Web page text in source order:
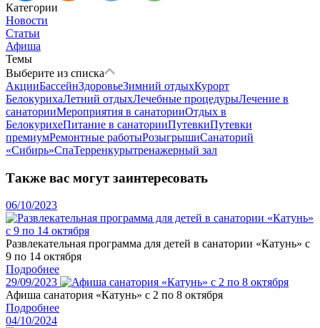
Категории
Новости
Статьи
Афиша
Темы
Выберите из списка
АкцииБассейнЗдоровьеЗимний отдыхКурорт
БелокурихаЛетний отдыхЛечебные процедурыЛечение в
санаторииМероприятия в санаторииОтдых в
БелокурихеПитание в санаторииПутевкиПутевки
премиумРемонтные работыРозыгрышиСанаторий
«Сибирь»СпаТерренкурытренажерный зал
Также вас могут заинтересовать
06/10/2023
Развлекательная программа для детей в санатории «Катунь» с
9 по 14 октября
Подробнее
29/09/2023
Афиша санатория «Катунь» с 2 по 8 октября
Подробнее
04/10/2024